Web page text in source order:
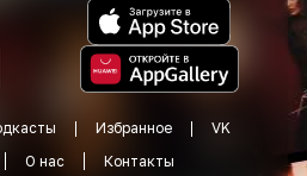
Избранное
VK
О нас
Контакты